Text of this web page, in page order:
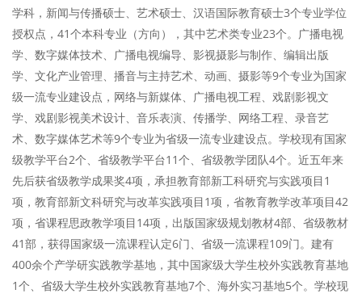
学科，新闻与传播硕士、艺术硕士、汉语国际教育硕士3个专业学位
授权点，41个本科专业（方向），其中艺术类专业23个。广播电视
学、数字媒体技术、广播电视编导、影视摄影与制作、编辑出版
学、文化产业管理、播音与主持艺术、动画、摄影等9个专业为国家
级一流专业建设点，网络与新媒体、广播电视工程、戏剧影视文
学、戏剧影视美术设计、音乐表演、传播学、网络工程、录音艺
术、数字媒体艺术等9个专业为省级一流专业建设点。学校现有国家
级教学平台2个、省级教学平台11个、省级教学团队4个。近五年来
先后获省级教学成果奖4项，承担教育部新工科研究与实践项目1
项，教育部新文科研究与改革实践项目1项，省教育教学改革项目42
项，省课程思政教学项目14项，出版国家级规划教材4部、省级教材
41部，获得国家级一流课程认定6门、省级一流课程109门。建有
400余个产学研实践教学基地，其中国家级大学生校外实践教育基地
1个、省级大学生校外实践教育基地7个、海外实习基地5个。学校现